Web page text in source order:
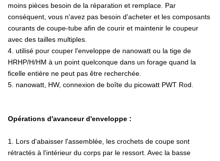
moins pièces besoin de la réparation et remplace. Par
conséquent, vous n'avez pas besoin d'acheter et les composants
courants de coupe-tube afin de courir et maintenir le coupeur
avec des tailles multiples.
4. utilisé pour couper l'enveloppe de nanowatt ou la tige de
HRHP/H/HM à un point quelconque dans un forage quand la
ficelle entière ne peut pas être recherchée.
5. nanowatt, HW, connexion de boîte du picowatt PWT Rod.
Opérations d'avanceur d'enveloppe :
1. Lors d'abaisser l'assemblée, les crochets de coupe sont
rétractés à l'intérieur du corps par le ressort. Avec la basse